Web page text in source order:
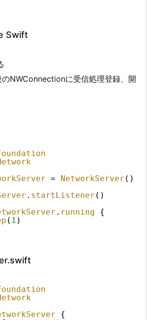
Swift
のNWConnectionに受信処理登録、開
= NetworkServer ()
. startListener ()
. running
{
( 1 )
{